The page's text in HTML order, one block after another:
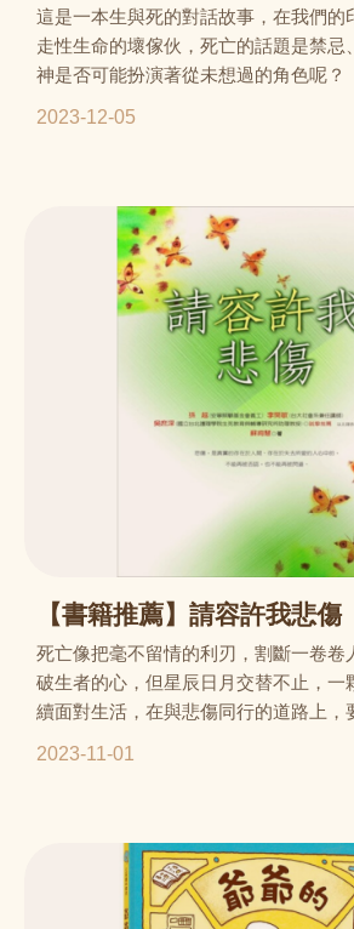
這是一本生與死的對話故事，在我們的
走性生命的壞傢伙，死亡的話題是禁忌
神是否可能扮演著從未想過的角色呢？
2023-12-05
【書籍推薦】請容許我悲傷
死亡像把毫不留情的利刃，割斷一卷卷
破生者的心，但星辰日月交替不止，一
續面對生活，在與悲傷同行的道路上，
2023-11-01